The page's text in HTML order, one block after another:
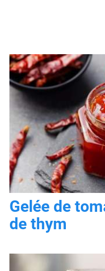
Gelée de
de thym